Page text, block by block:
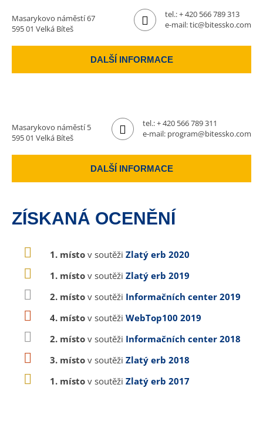
Masarykovo náměstí 67
595 01 Velká Bíteš
tel.:+ 420 566 789 313
e-mail:tic@bitessko.com
DALŠÍ INFORMACE
Masarykovo náměstí 5
595 01 Velká Bíteš
tel.:+ 420 566 789 311
e-mail: program@bitessko.com
DALŠÍ INFORMACE
ZÍSKANÁ OCENĚNÍ
1. místo v soutěži Zlatý erb 2020
1. místo v soutěži Zlatý erb 2019
2. místo v soutěži Informačních center 2019
4. místo v soutěži WebTop100 2019
2. místo v soutěži Informačních center 2018
3. místo v soutěži Zlatý erb 2018
1. místo v soutěži Zlatý erb 2017